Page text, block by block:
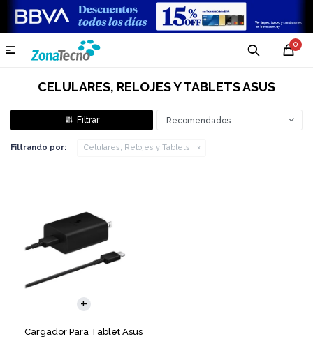
0

CELULARES, RELOJES Y TABLETS ASUS
Recomendados
Filtrando por: Celulares, Relojes y Tablets
Cargador Para Tablet Asus